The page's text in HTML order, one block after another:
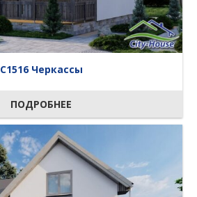
C1516 Черкассы
ПОДРОБНЕЕ